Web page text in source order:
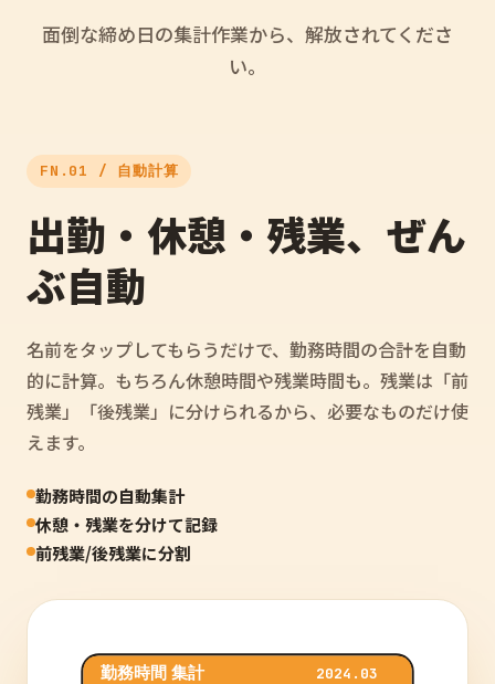
面倒な締め日の集計作業から、解放されてくださ
い。
FN.01 / 自動計算
出勤・休憩・残業、ぜん
ぶ自動
名前をタップしてもらうだけで、勤務時間の合計を自動
的に計算。もちろん休憩時間や残業時間も。残業は「前
残業」「後残業」に分けられるから、必要なものだけ使
えます。
勤務時間の自動集計
休憩・残業を分けて記録
前残業/後残業に分割
勤務時間 集計 2024.03